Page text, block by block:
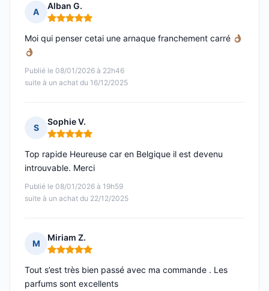
A
Alban G.
Note : 5 sur 5
Publié le 08/01/2026 à 22h46
suite à un achat du 16/12/2025
Moi qui penser cetai une arnaque franchement carré
S
Sophie V.
Note : 5 sur 5
Publié le 08/01/2026 à 19h59
suite à un achat du 22/12/2025
Top rapide Heureuse car en Belgique il est devenu
introuvable. Merci
M
Miriam Z.
Note : 5 sur 5
Tout s’est très bien passé avec ma commande . Les
parfums sont excellents